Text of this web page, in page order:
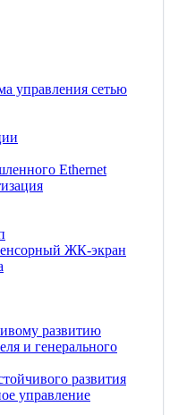
управления сетью
Ethernet
ЖК-экран
развитию
и генерального
развития
управление